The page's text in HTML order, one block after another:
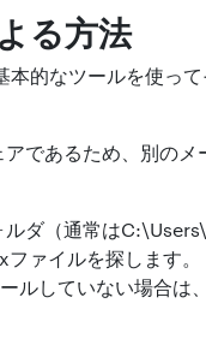
る方法
的なツールを使っ
であるため、別のメ
ダ（通常は
イルを探します。
ルしていない場合は